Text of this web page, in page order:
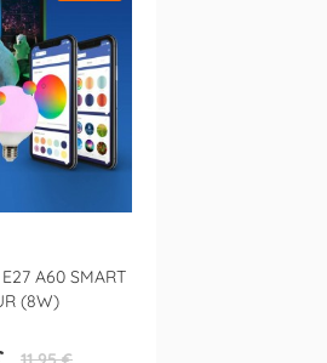
A60 SMART
(8W)